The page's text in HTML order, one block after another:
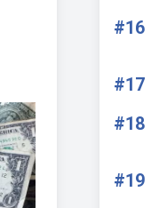
#16
#17
#18
#19